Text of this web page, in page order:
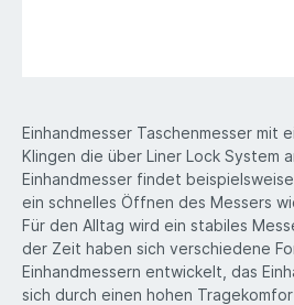
Einhandmesser Taschenmesser mit
Klingen die über Liner Lock System
Einhandmesser findet
ein schnelles Öffnen des Messers
Für den Alltag wird ein stabiles
der Zeit haben sich verschiedene
Einhandmessern entwickelt, das
sich durch einen hohen